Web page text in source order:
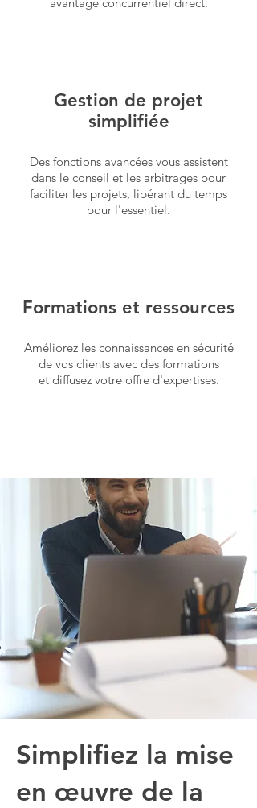
Gestion de projet
simplifiée
Des fonctions avancées vous assistent
dans le conseil et les arbitrages pour
faciliter les projets, libérant du temps
pour l'essentiel.
Formations et ressources
Améliorez les connaissances en sécurité
de vos clients avec des formations
et diffusez votre offre d'expertises.
Simplifiez la mise
en œuvre de la